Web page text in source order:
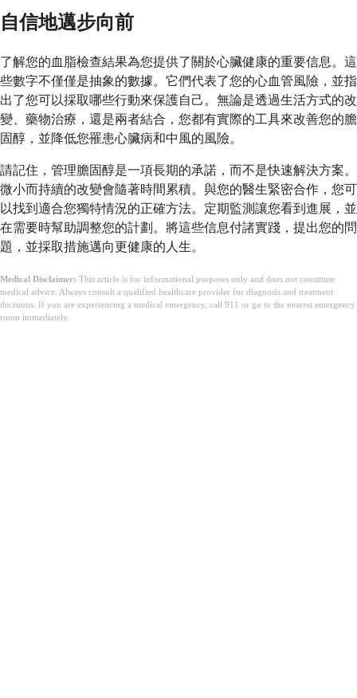
自信地邁步向前
了解您的血脂檢查結果為您提供了關於心臟健康的重要信息。這
些數字不僅僅是抽象的數據。它們代表了您的心血管風險，並指
出了您可以採取哪些行動來保護自己。無論是透過生活方式的改
變、藥物治療，還是兩者結合，您都有實際的工具來改善您的膽
固醇，並降低您罹患心臟病和中風的風險。
請記住，管理膽固醇是一項長期的承諾，而不是快速解決方案。
微小而持續的改變會隨著時間累積。與您的醫生緊密合作，您可
以找到適合您獨特情況的正確方法。定期監測讓您看到進展，並
在需要時幫助調整您的計劃。將這些信息付諸實踐，提出您的問
題，並採取措施邁向更健康的人生。
Medical Disclaimer: This article is for informational purposes only and does not constitute
medical advice. Always consult a qualified healthcare provider for diagnosis and treatment
decisions. If you are experiencing a medical emergency, call 911 or go to the nearest emergency
room immediately.